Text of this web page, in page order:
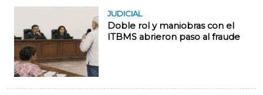
JUDICIAL
Doble rol y maniobras con el
ITBMS abrieron paso al fraude